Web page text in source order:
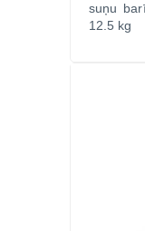
suņu
12.5 kg